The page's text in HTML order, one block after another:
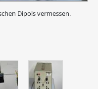
Dipols vermessen.